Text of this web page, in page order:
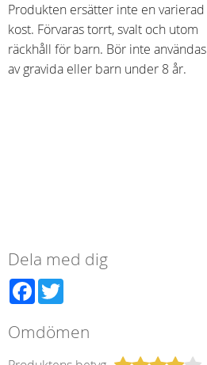
Produkten ersätter inte en varierad
kost. Förvaras torrt, svalt och utom
räckhåll för barn. Bör inte användas
av gravida eller barn under 8 år.
Dela med dig
Facebook
Omdömen